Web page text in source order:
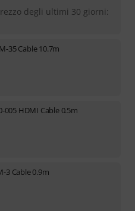
degli ultimi 30 giorni:
35 Cable 10.7m
005 HDMI Cable 0.5m
3 Cable 0.9m